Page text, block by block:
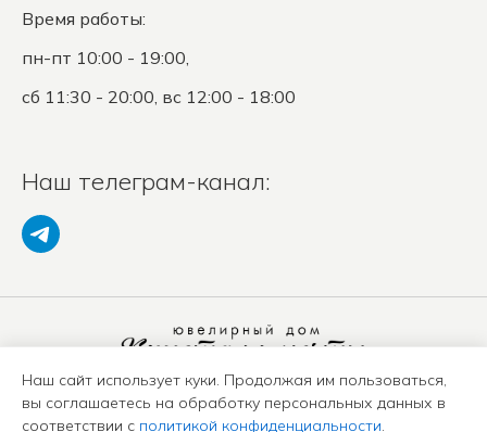
Время работы:
пн-пт 10:00 - 19:00,
сб 11:30 - 20:00, вс 12:00 - 18:00
Наш телеграм-канал:
Политика конфиденциальности
Положение о защите ПД
Наш сайт использует куки. Продолжая им пользоваться,
вы соглашаетесь на обработку персональных данных в
соответствии с политикой конфиденциальности.